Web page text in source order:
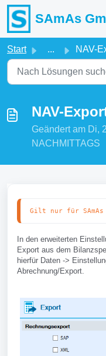
Zum hauptsächlichen
SAmAs
Start ... NAV-
NAV-
Geändert am Di,
NACHMITTAGS
Gilt nur für
In den erweiterten
Export aus dem
hierfür Daten ->
Abrechnung/Export.